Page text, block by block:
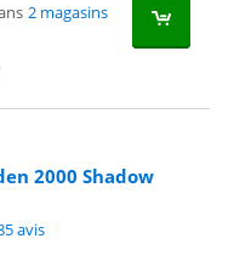
2 magasins
2000 Shadow
avis